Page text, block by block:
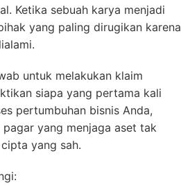
Ketika sebuah karya menjadi
yang paling dirugikan karena
untuk melakukan klaim
siapa yang pertama kali
pertumbuhan bisnis Anda,
yang menjaga aset tak
yang sah.